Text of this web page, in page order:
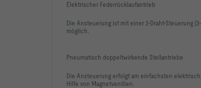
Elektrischer Federrücklaufantrieb
Die Ansteuerung ist mit einer 2-Draht-Steuerung
möglich.
Pneumatisch doppeltwirkende Stellantriebe
Die Ansteuerung erfolgt am einfachsten
Hilfe von Magnetventilen.